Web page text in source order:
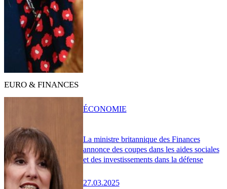
EURO & FINANCES
La ministre britannique des Finances
annonce des coupes dans les aides sociales
et des investissements dans la défense
27.03.2025
ÉCONOMIE